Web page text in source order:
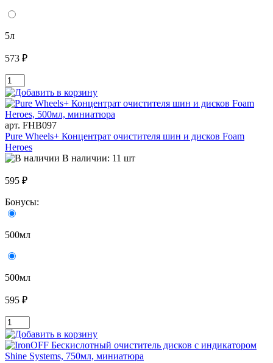
5л
573 ₽
арт. FHB097
Pure Wheels+ Концентрат очистителя шин и дисков Foam
Heroes
В наличии: 11 шт
595 ₽
Бонусы:
500мл
500мл
595 ₽